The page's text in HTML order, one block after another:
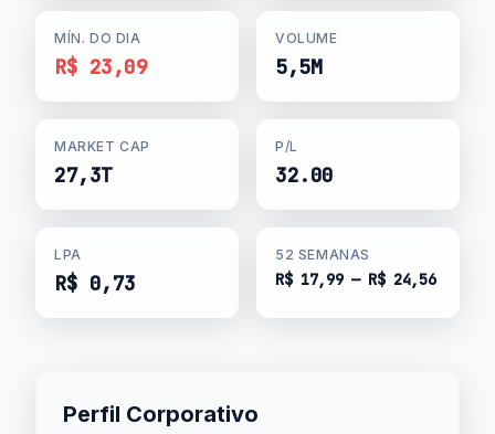
MÍN. DO DIA
R$ 23,09
VOLUME
5,5M
MARKET CAP
27,3T
P/L
32.00
LPA
R$ 0,73
52 SEMANAS
R$ 17,99 — R$ 24,56
Perfil Corporativo